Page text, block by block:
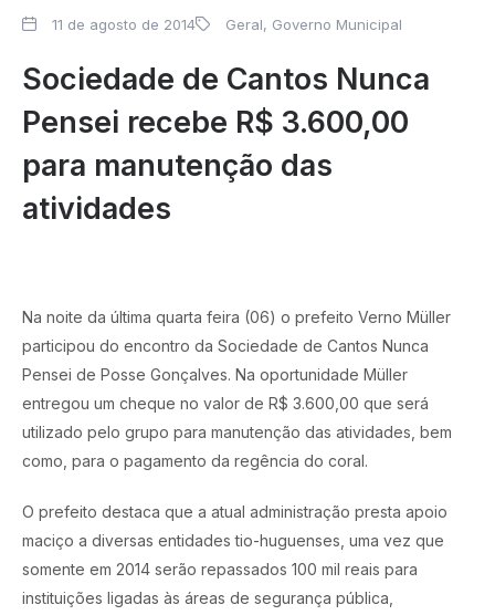
11 de agosto de 2014 Geral, Governo Municipal
Sociedade de Cantos Nunca
Pensei recebe R$ 3.600,00
para manutenção das
atividades
Na noite da última quarta feira (06) o prefeito Verno Müller
participou do encontro da Sociedade de Cantos Nunca
Pensei de Posse Gonçalves. Na oportunidade Müller
entregou um cheque no valor de R$ 3.600,00 que será
utilizado pelo grupo para manutenção das atividades, bem
como, para o pagamento da regência do coral.
O prefeito destaca que a atual administração presta apoio
maciço a diversas entidades tio-huguenses, uma vez que
somente em 2014 serão repassados 100 mil reais para
instituições ligadas às áreas de segurança pública,